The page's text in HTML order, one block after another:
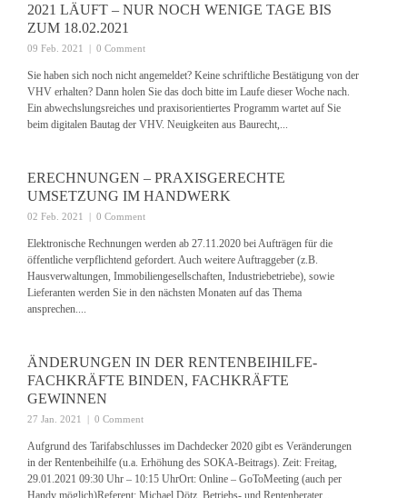
2021 LÄUFT – NUR NOCH WENIGE TAGE BIS
ZUM 18.02.2021
09 Feb. 2021 | 0 Comment
Sie haben sich noch nicht angemeldet? Keine schriftliche Bestätigung von der
VHV erhalten? Dann holen Sie das doch bitte im Laufe dieser Woche nach.
Ein abwechslungsreiches und praxisorientiertes Programm wartet auf Sie
beim digitalen Bautag der VHV. Neuigkeiten aus Baurecht,...
ERECHNUNGEN – PRAXISGERECHTE
UMSETZUNG IM HANDWERK
02 Feb. 2021 | 0 Comment
Elektronische Rechnungen werden ab 27.11.2020 bei Aufträgen für die
öffentliche verpflichtend gefordert. Auch weitere Auftraggeber (z.B.
Hausverwaltungen, Immobiliengesellschaften, Industriebetriebe), sowie
Lieferanten werden Sie in den nächsten Monaten auf das Thema
ansprechen....
ÄNDERUNGEN IN DER RENTENBEIHILFE-
FACHKRÄFTE BINDEN, FACHKRÄFTE
GEWINNEN
27 Jan. 2021 | 0 Comment
Aufgrund des Tarifabschlusses im Dachdecker 2020 gibt es Veränderungen
in der Rentenbeihilfe (u.a. Erhöhung des SOKA-Beitrags). Zeit: Freitag,
29.01.2021 09:30 Uhr – 10:15 UhrOrt: Online – GoToMeeting (auch per
Handy möglich)Referent: Michael Dötz, Betriebs- und Rentenberater...